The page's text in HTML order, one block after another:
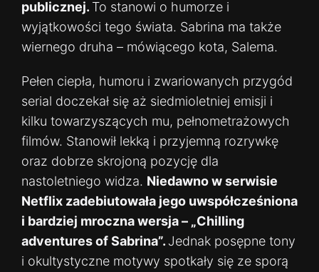
publicznej. To stanowi o humorze i
wyjątkowości tego świata. Sabrina ma także
wiernego druha – mówiącego kota, Salema.
Pełen ciepła, humoru i zwariowanych przygód
serial doczekał się aż siedmioletniej emisji i
kilku towarzyszących mu, pełnometrażowych
filmów. Stanowił lekką i przyjemną rozrywkę
oraz dobrze skrojoną pozycję dla
nastoletniego widza. Niedawno w serwisie
Netflix zadebiutowała jego uwspółcześniona
i bardziej mroczna wersja – „Chilling
adventures of Sabrina”. Jednak posępne tony
i okultystyczne motywy spotkały się ze sporą